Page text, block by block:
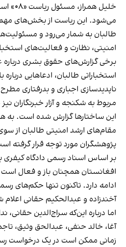
خلیل
می‌شود. این ریاست از بخش‌های مهم
طالبان به شمار می‌رود و
امنیتی، نظارت و فعالیت‌های
برخی گزارش‌های حقوق بشری درباره
استخباراتی طالبان، ادعاهایی
ناپدیدسازی اجباری و بدرفتاری
مربوط به شکنجه و آزار خبرنگاران
این ساختارها گزارش شده است. به
مقام‌های ارشد امنیتی طالبان از
پژوهشگران مورد توجه قرار گرفته
بر اساس اسناد رسمی دادگاه کیفری
افغانستان همچنان باز و فعال است
ادامه دارد. تاکنون تنها حکم‌های
آخندزاده و عبدالحکیم حقانی
اما درباره این‌که سراج‌الدین حقانی،
آغا، خالد حنفی، عبدالحق وثیق،
زمانی ممکن است در یک درخواست